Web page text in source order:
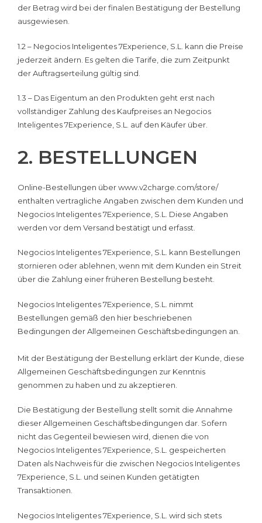
der Betrag wird bei der finalen Bestätigung der Bestellung
ausgewiesen.
1.2 – Negocios Inteligentes 7Experience, S.L. kann die Preise
jederzeit ändern. Es gelten die Tarife, die zum Zeitpunkt
der Auftragserteilung gültig sind.
1.3 – Das Eigentum an den Produkten geht erst nach
vollständiger Zahlung des Kaufpreises an Negocios
Inteligentes 7Experience, S.L. auf den Käufer über.
2. BESTELLUNGEN
Online-Bestellungen über www.v2charge.com/store/
enthalten vertragliche Angaben zwischen dem Kunden und
Negocios Inteligentes 7Experience, S.L. Diese Angaben
werden vor dem Versand bestätigt und erfasst.
Negocios Inteligentes 7Experience, S.L. kann Bestellungen
stornieren oder ablehnen, wenn mit dem Kunden ein Streit
über die Zahlung einer früheren Bestellung besteht.
Negocios Inteligentes 7Experience, S.L. nimmt
Bestellungen gemäß den hier beschriebenen
Bedingungen der Allgemeinen Geschäftsbedingungen an.
Mit der Bestätigung der Bestellung erklärt der Kunde, diese
Allgemeinen Geschäftsbedingungen zur Kenntnis
genommen zu haben und zu akzeptieren.
Die Bestätigung der Bestellung stellt somit die Annahme
dieser Allgemeinen Geschäftsbedingungen dar. Sofern
nicht das Gegenteil bewiesen wird, dienen die von
Negocios Inteligentes 7Experience, S.L. gespeicherten
Daten als Nachweis für die zwischen Negocios Inteligentes
7Experience, S.L. und seinen Kunden getätigten
Transaktionen.
Negocios Inteligentes 7Experience, S.L. wird sich stets